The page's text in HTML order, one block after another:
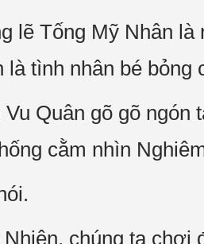
lẽ Tống Mỹ Nhân
là tình nhân bé bỏng
Vu Quân gõ gõ ngón
cằm nhìn
Nhiên, chúng ta chơi